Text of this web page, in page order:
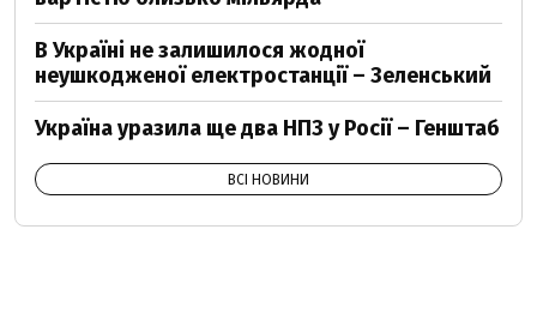
В Україні не залишилося жодної
неушкодженої електростанції – Зеленський
Україна уразила ще два НПЗ у Росії – Генштаб
ВСІ НОВИНИ